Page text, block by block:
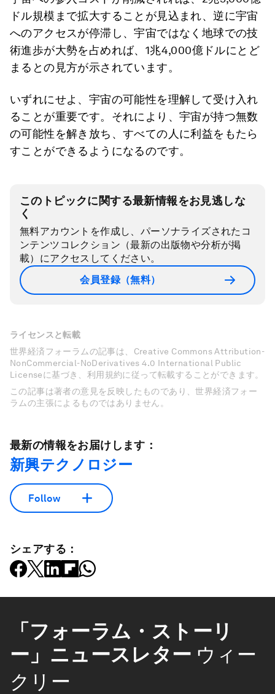
ドル規模まで拡大することが見込まれ、逆に宇宙
へのアクセスが停滞し、宇宙ではなく地球での技
術進歩が大勢を占めれば、1兆4,000億ドルにとど
まるとの見方が示されています。
いずれにせよ、宇宙の可能性を理解して受け入れ
ることが重要です。それにより、宇宙が持つ無数
の可能性を解き放ち、すべての人に利益をもたら
すことができるようになるのです。
このトピックに関する最新情報をお見逃しな
く
無料アカウントを作成し、パーソナライズされたコ
ンテンツコレクション（最新の出版物や分析が掲
載）にアクセスしてください。
会員登録（無料）
ライセンスと転載
世界経済フォーラムの記事は、Creative Commons Attribution-
NonCommercial-NoDerivatives 4.0 International Public
Licenseに基づき、利用規約に従って転載することができます。
この記事は著者の意見を反映したものであり、世界経済フォー
ラムの主張によるものではありません。
最新の情報をお届けします：
新興テクノロジー
Follow
シェアする：
「フォーラム・ストーリ
ー」ニュースレター ウィー
クリー